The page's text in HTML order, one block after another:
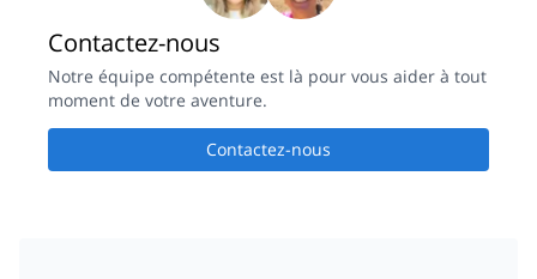
Contactez-nous
Notre équipe compétente est là pour vous aider à tout
moment de votre aventure.
Contactez-nous